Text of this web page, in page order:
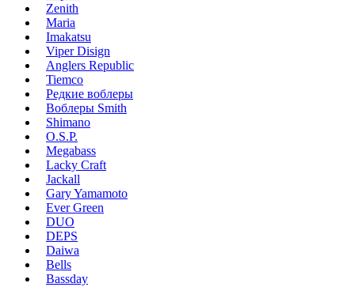
Zenith
Maria
Imakatsu
Viper Disign
Anglers Republic
Tiemco
Редкие воблеры
Воблеры Smith
Shimano
O.S.P.
Megabass
Lacky Craft
Jackall
Gary Yamamoto
Ever Green
DUO
DEPS
Daiwa
Bells
Bassday